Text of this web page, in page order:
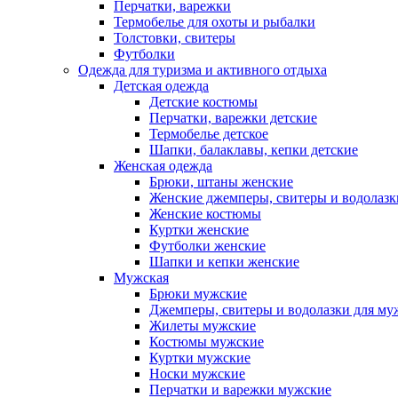
Перчатки, варежки
Термобелье для охоты и рыбалки
Толстовки, свитеры
Футболки
Одежда для туризма и активного отдыха
Детская одежда
Детские костюмы
Перчатки, варежки детские
Термобелье детское
Шапки, балаклавы, кепки детские
Женская одежда
Брюки, штаны женские
Женские джемперы, свитеры и
Женские костюмы
Куртки женские
Футболки женские
Шапки и кепки женские
Мужская
Брюки мужские
Джемперы, свитеры и водолазки для
Жилеты мужские
Костюмы мужские
Куртки мужские
Носки мужские
Перчатки и варежки мужские